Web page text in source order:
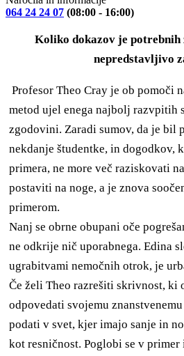
064 24 24 07 (08:00 - 16:00)
Koliko dokazov je
nepredstavljivo
Profesor Theo Cray je ob pomoči
metod ujel enega najbolj razvpitih
zgodovini. Zaradi sumov, da je bil
nekdanje študentke, in dogodkov,
primera, ne more več raziskovati
postaviti na noge, a je znova
primerom.
Nanj se obrne obupani oče
ne odkrije nič uporabnega. Edina
ugrabitvami nemočnih otrok, je
Če želi Theo razrešiti skrivnost, ki
odpovedati svojemu
podati v svet, kjer imajo sanje in
kot resničnost. Poglobi se v